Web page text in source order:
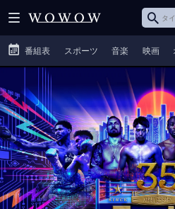
番組表 スポーツ 音楽 映画